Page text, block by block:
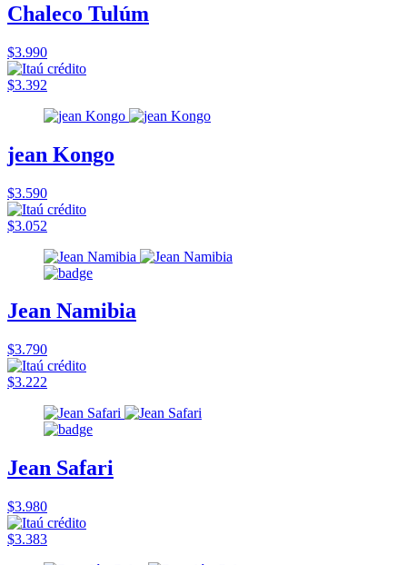
Chaleco Tulúm
$3.990
$3.392
jean Kongo
$3.590
$3.052
Jean Namibia
$3.790
$3.222
Jean Safari
$3.980
$3.383